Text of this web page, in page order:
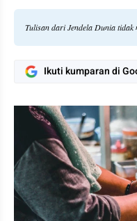
Tulisan dari Jendela Dunia
Ikuti kumparan di